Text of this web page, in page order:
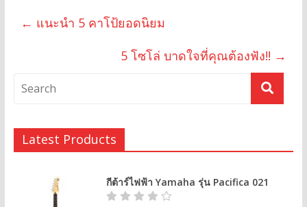
← แนะนำ 5 คาโป้ยอดนิยม
5 โซโล่ บาดใจที่คุณต้องฟัง!! →
Latest Products
กีต้าร์ไฟฟ้า Yamaha รุ่น Pacifica 021